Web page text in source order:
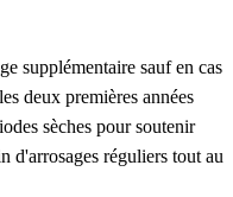
supplémentaire sauf en cas
deux premières années
sèches pour soutenir
d'arrosages réguliers tout au